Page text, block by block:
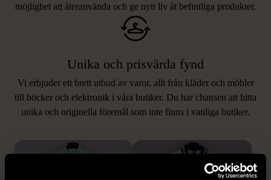
möjlighet att återanvända och ge nytt liv åt befintliga produkter.
Unika och prisvärda fynd
Vi erbjuder ett brett utbud av varor, allt från kläder och möbler
till böcker och elektronik i våra butiker. Du har chansen att hitta
unika och originella föremål som inte finns i vanliga butiker.
LIKNANDE PRODUKTER
Hitta produkter som påminner om denna